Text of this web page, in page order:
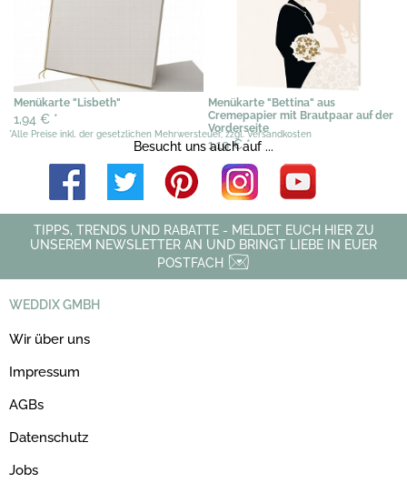
Menükarte "Lisbeth"
1,94 € *
Menükarte "Bettina" aus
Cremepapier mit Brautpaar auf der
Vorderseite
1,19 €*
*Alle Preise inkl. der gesetzlichen Mehrwersteuer, zzgl. Versandkosten
Besucht uns auch auf ...
TIPPS, TRENDS UND RABATTE - MELDET EUCH HIER ZU
UNSEREM NEWSLETTER AN UND BRINGT LIEBE IN EUER
POSTFACH
WEDDIX GMBH
Wir über uns
Impressum
AGBs
Datenschutz
Jobs